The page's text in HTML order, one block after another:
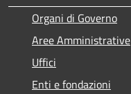
Organi di Governo
Aree Amministrative
Uffici
Enti e fondazioni